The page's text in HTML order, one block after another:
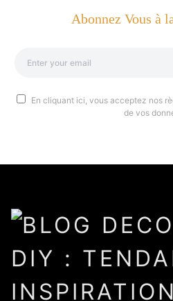
Abonnez Vous à
En cliquant ici, vous acceptez nos
de vos